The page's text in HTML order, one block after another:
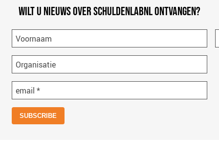
WILT U NIEUWS OVER SCHULDENLABNL ONTVANGEN?
Voornaam
Organisatie
email *